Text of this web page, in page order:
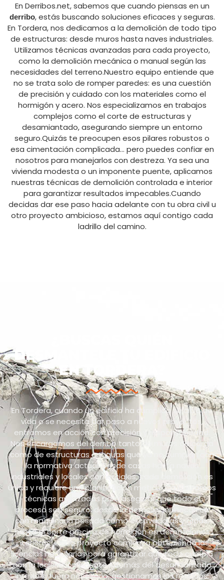
En Derribos.net, sabemos que cuando piensas en un
derribo, estás buscando soluciones eficaces y seguras.
En Tordera, nos dedicamos a la demolición de todo tipo
de estructuras: desde muros hasta naves industriales.
Utilizamos técnicas avanzadas para cada proyecto,
como la demolición mecánica o manual según las
necesidades del terreno.Nuestro equipo entiende que
no se trata solo de romper paredes: es una cuestión
de precisión y cuidado con los materiales como el
hormigón y acero. Nos especializamos en trabajos
complejos como el corte de estructuras y
desamiantado, asegurando siempre un entorno
seguro.Quizás te preocupen esos pilares robustos o
esa cimentación complicada… pero puedes confiar en
nosotros para manejarlos con destreza. Ya sea una
vivienda modesta o un imponente puente, aplicamos
nuestras técnicas de demolición controlada e interior
para garantizar resultados impecables.Cuando
decidas dar ese paso hacia adelante con tu obra civil u
otro proyecto ambicioso, estamos aquí contigo cada
ladrillo del camino.
DESMANTELE TU EDIFICIO
EN TORDERA?
En Tordera, cuando un edificio ha cumplido su ciclo de
vida o se necesita dar paso a nuevos proyectos,
entramos en acción con precisión y responsabilidad.
Nos encargamos del derribo tanto de muros de carga
como de estructuras antiguas que ya no cumplen con
la normativa actual. Desde casas hasta naves
industriales y locales comerciales, cada demolición es
única y requiere una planificación meticulosa.Utilizamos
técnicas avanzadas para asegurar que todo el
proceso sea seguro: desde la demolición mecánica
con maquinaria pesada como excavadoras y grúas,
hasta el corte preciso de hormigón en demoliciones
interiores. Cada proyecto comienza obteniendo las
licencias necesarias para garantizar que todo cumpla
con la legislación vigente.Además del desamiantado
previo si fuera necesario, gestionamos los residuos